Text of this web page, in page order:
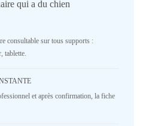
qui a du chien
consultable sur tous supports :
tablette.
et après confirmation, la fiche